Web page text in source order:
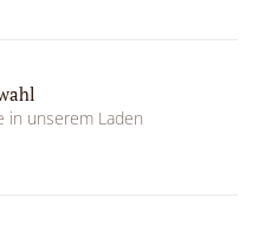
in unserem Laden